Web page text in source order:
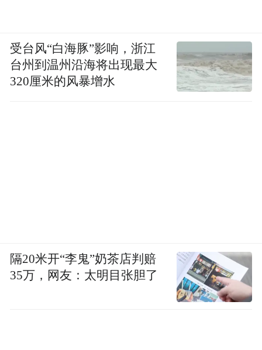
受台风“白海豚”影响，浙江
台州到温州沿海将出现最大
320厘米的风暴增水
隔20米开“李鬼”奶茶店判赔
35万，网友：太明目张胆了